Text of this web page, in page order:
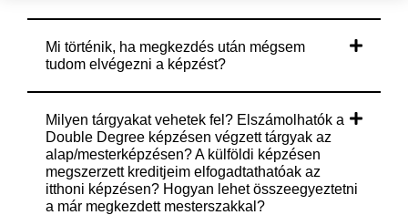
Mi történik, ha megkezdés után mégsem
tudom elvégezni a képzést?
Milyen tárgyakat vehetek fel? Elszámolhatók a
Double Degree képzésen végzett tárgyak az
alap/mesterképzésen? A külföldi képzésen
megszerzett kreditjeim elfogadtathatóak az
itthoni képzésen? Hogyan lehet összeegyeztetni
a már megkezdett mesterszakkal?